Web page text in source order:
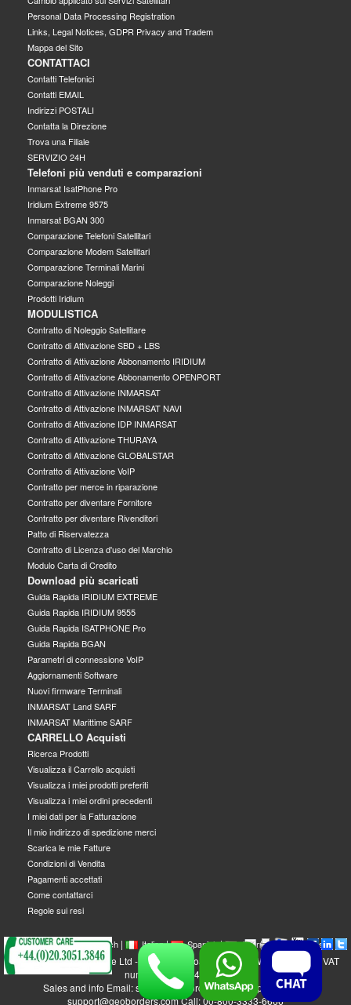
Personal Data Processing Registration
Links, Legal Notices, GDPR Privacy and Tradem
Mappa del Sito
CONTATTACI
Contatti Telefonici
Contatti EMAIL
Indirizzi POSTALI
Contatta la Direzione
Trova una Filiale
SERVIZIO 24H
Telefoni più venduti e comparazioni
Inmarsat IsatPhone Pro
Iridium Extreme 9575
Inmarsat BGAN 300
Comparazione Telefoni Satellitari
Comparazione Modem Satellitari
Comparazione Terminali Marini
Comparazione Noleggi
Prodotti Iridium
MODULISTICA
Contratto di Noleggio Satellitare
Contratto di Attivazione SBD + LBS
Contratto di Attivazione Abbonamento IRIDIUM
Contratto di Attivazione Abbonamento OPENPORT
Contratto di Attivazione INMARSAT
Contratto di Attivazione INMARSAT NAVI
Contratto di Attivazione IDP INMARSAT
Contratto di Attivazione THURAYA
Contratto di Attivazione GLOBALSTAR
Contratto di Attivazione VoIP
Contratto per merce in riparazione
Contratto per diventare Fornitore
Contratto per diventare Rivenditori
Patto di Riservatezza
Contratto di Licenza d'uso del Marchio
Modulo Carta di Credito
Download più scaricati
Guida Rapida IRIDIUM EXTREME
Guida Rapida IRIDIUM 9555
Guida Rapida ISATPHONE Pro
Guida Rapida BGAN
Parametri di connessione VoIP
Aggiornamenti Software
Nuovi firmware Terminali
INMARSAT Land SARF
INMARSAT Marittime SARF
CARRELLO Acquisti
Ricerca Prodotti
Visualizza il Carrello acquisti
Visualizza i miei prodotti preferiti
Visualizza i miei ordini precedenti
I miei dati per la Fatturazione
Il mio indirizzo di spedizione merci
Scarica le mie Fatture
Condizioni di Vendita
Pagamenti accettati
Come contattarci
Regole sui resi
| English| French| Italian| Spanish| German| Swedish|
GEOBORDERS Satellite Ltd - 1B Labton Road, SW20 0LW London, UK - VAT
number: GB 984488553
Sales and info Email: sales@geoborders.com - Support Email:
support@geoborders.com Call: 00-800-3333-6666